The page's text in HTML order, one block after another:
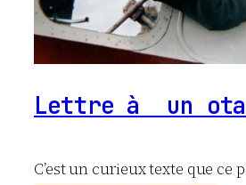
Lettre à un
C’est un curieux texte que ce